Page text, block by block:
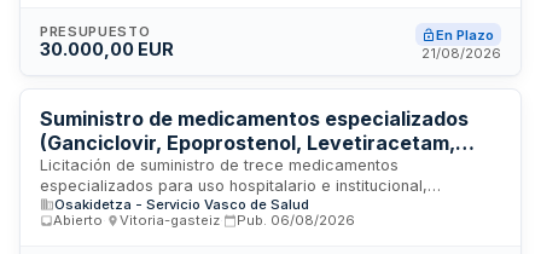
entrega del equipamiento y su correcta configuración
operativa para la realización de análisis genéticos en
PRESUPUESTO
30.000,00 EUR
En Plazo
21/08/2026
Suministro de medicamentos especializados
(Ganciclovir, Epoprostenol, Levetiracetam,
Meropenem y otros) - Osakidetza
Licitación de suministro de trece medicamentos
especializados para uso hospitalario e institucional,
incluyendo antivirales, vasodilatadores, anticonvulsionantes,
antibióticos y fármacos oncológicos. La contratación corre a
Osakidetza - Servicio Vasco de Salud
Abierto
Vitoria-gasteiz Pub. 06/08/2026